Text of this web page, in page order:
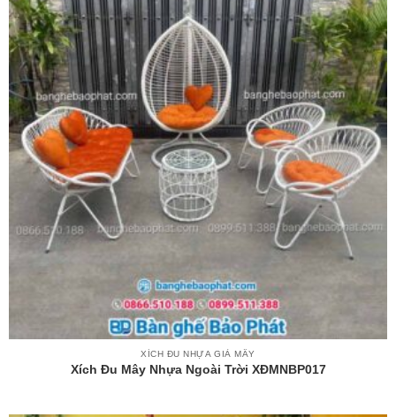
XÍCH ĐU NHỰA GIẢ MÂY
Xích Đu Mây Nhựa Ngoài Trời XĐMNBP017